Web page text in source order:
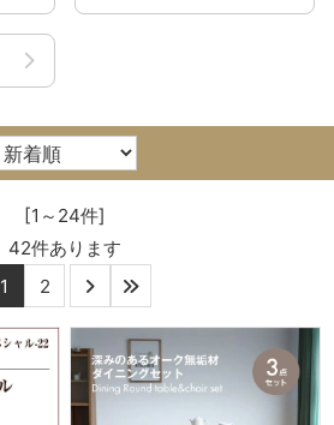
[1～24件]
42件あります
1
2